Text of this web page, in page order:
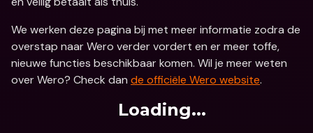
We werken deze pagina bij met meer informatie zodra de
overstap naar Wero verder vordert en er meer toffe,
nieuwe functies beschikbaar komen. Wil je meer weten
over Wero? Check dan de officiële Wero website.
Loading...